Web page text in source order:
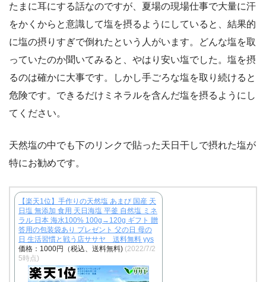
たまに耳にする話なのですが、夏場の現場仕事で大量に汗
をかくからと意識して塩を摂るようにしていると、結果的
に塩の摂りすぎで倒れたという人がいます。どんな塩を取
っていたのか聞いてみると、やはり安い塩でした。塩を摂
るのは確かに大事です。しかし手ごろな塩を取り続けると
危険です。できるだけミネラルを含んだ塩を摂るようにし
てください。
天然塩の中でも下のリンクで貼った天日干しで摂れた塩が
特にお勧めです。
【楽天1位】手作りの天然塩 あまび 国産 天
日塩 無添加 食用 天日海塩 平釜 自然塩 ミネ
ラル 日本 海水100% 100g→120g ギフト 贈
答用の包装袋あり プレゼント 父の日 母の
日 生活習慣と戦う店ササヤ 送料無料 yys
価格：1000円（税込、送料無料) (2022/7/2
5時点)